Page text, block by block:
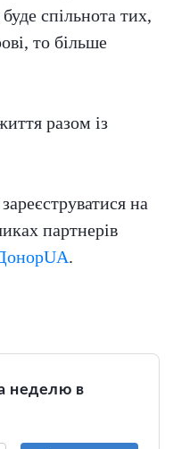
спільнота тих,
то більше
разом із
на
партнерів
.
неделю в